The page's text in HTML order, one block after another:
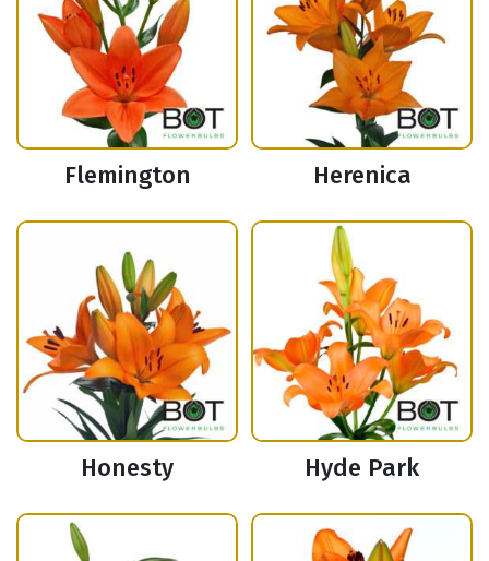
Flemington Herenica
Honesty Hyde Park